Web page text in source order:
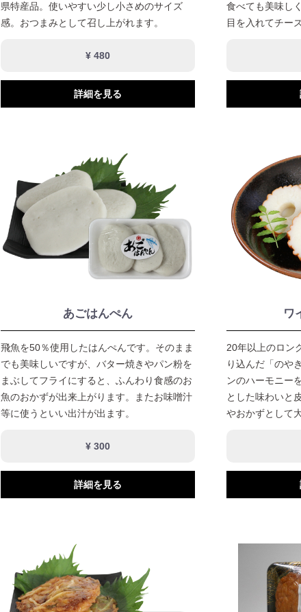
県特産品。使いやすい少し小さめのサイズ
感。おつまみとして召し上がれます。
¥ 480
詳細を見る
食べても美味し
目を入れてチー
あごはんぺん
飛魚を50％使用したはんぺんです。そのまま
でも美味しいですが、バター焼きやパン粉を
まぶしてフライにすると、ふんわり食感のお
魚のおかずが出来上がります。またお味噌汁
等に使うといい出汁が出ます。
¥ 300
詳細を見る
ワ
20年以上のロン
り込んだ「のや
ンのハーモニー
とした味わいと
やおかずとして